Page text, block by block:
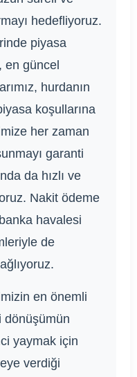
hedefliyoruz.
piyasa
en güncel
hurdanın
koşullarına
her zaman
garanti
da hızlı ve
Nakit ödeme
havalesi
de
en önemli
dönüşümün
yaymak için
verdiği